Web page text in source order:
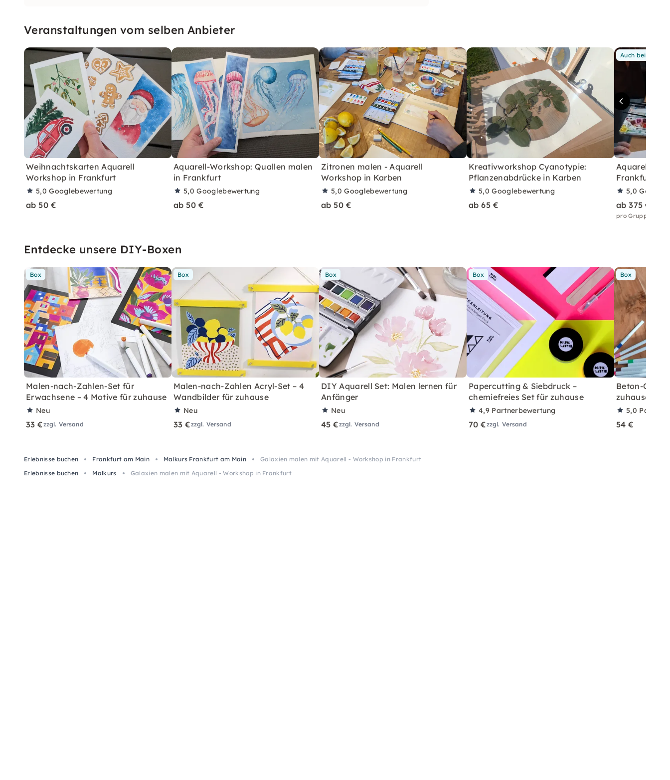
Veranstaltungen vom selben Anbieter
Weihnachtskarten Aquarell
Workshop in Frankfurt
5,0Googlebewertung
ab 50 €
Aquarell-Workshop: Quallen malen
in Frankfurt
5,0Googlebewertung
ab 50 €
Zitronen malen - Aquarell
Workshop in Karben
5,0Googlebewertung
ab 50 €
Kreativworkshop Cyanotypie:
Pflanzenabdrücke in Karben
5,0Googlebewertung
ab 65 €
Auch bei Dir
Aquarell &
Frankfurt
5,0
ab 375 €
pro Gruppe bis 5
Entdecke unsere DIY-Boxen
Box
Malen-nach-Zahlen-Set für
Erwachsene – 4 Motive für zuhause
Neu
33 €zzgl. Versand
Box
Malen-nach-Zahlen Acryl-Set – 4
Wandbilder für zuhause
Neu
33 €zzgl. Versand
Box
DIY Aquarell Set: Malen lernen für
Anfänger
Neu
45 €zzgl. Versand
Box
Papercutting & Siebdruck –
chemiefreies Set für zuhause
4,9 Partnerbewertung
70 €zzgl. Versand
Box
Beton-
zuhause mit
5,0
54 €
Erlebnisse buchen Frankfurt am Main Malkurs Frankfurt am Main
Galaxien malen mit Aquarell - Workshop in Frankfurt
Erlebnisse buchen
Malkurs Galaxien malen mit Aquarell - Workshop in Frankfurt